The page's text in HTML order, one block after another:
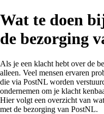
Wat te doen
de bezorging
Als je een klacht hebt over de
alleen. Veel mensen ervaren
die via PostNL worden
ondernemen om je klacht
Hier volgt een overzicht van
met de bezorging van PostNL.